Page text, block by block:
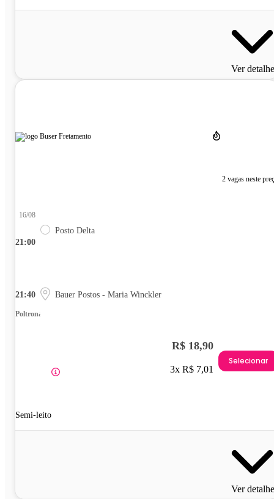
Ver
2 vagas neste
21:00
16/08
Posto Delta
21:40 Bauer Postos - Maria Winckler
Poltrona
Semi-leito
R$ 18,90
3x R$ 7,01
Selecionar
Ver